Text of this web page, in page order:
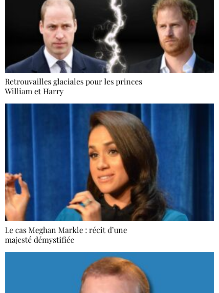
Retrouvailles glaciales pour les princes
William et Harry
Le cas Meghan Markle : récit d’une
majesté démystifiée